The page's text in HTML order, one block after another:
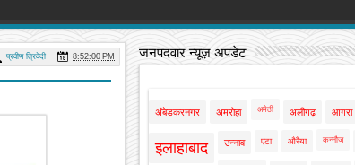
प्रवीण त्रिवेदी 8:52:00 PM जनपदवार न्यूज़ अपडेट
अंबेडकरनगर अमरोहा अमेठी अलीगढ़ आगरा
इलाहाबाद उन्नाव एटा औरैया कन्नौज